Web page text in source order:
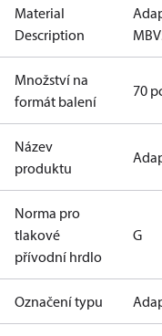
Material
Description
Množství na
formát balení
70
Název
produktu
Norma pro
tlakové
přívodní hrdlo
G
Označení typu